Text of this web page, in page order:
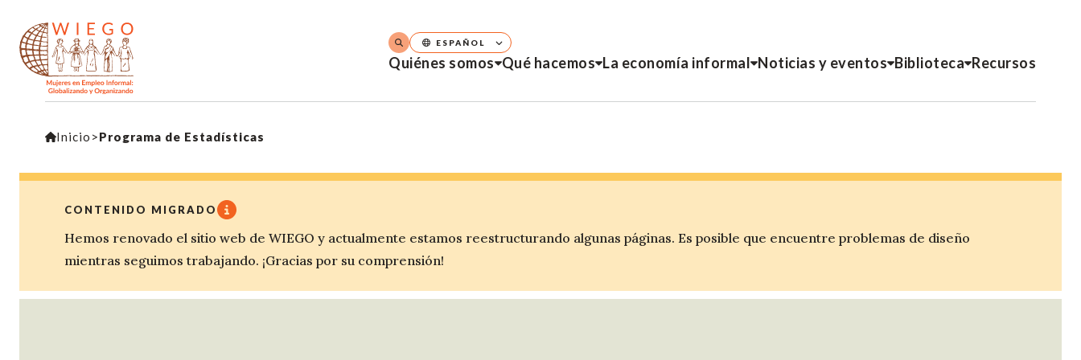
Quiénes somos Qué hacemos La economía informal Noticias y eventos Biblioteca Recursos
ESPAÑOL
Inicio >Programa de Estadísticas
CONTENIDO MIGRADO
Hemos renovado el sitio web de WIEGO y actualmente estamos reestructurando algunas páginas. Es posible que encuentre problemas de diseño
mientras seguimos trabajando. ¡Gracias por su comprensión!